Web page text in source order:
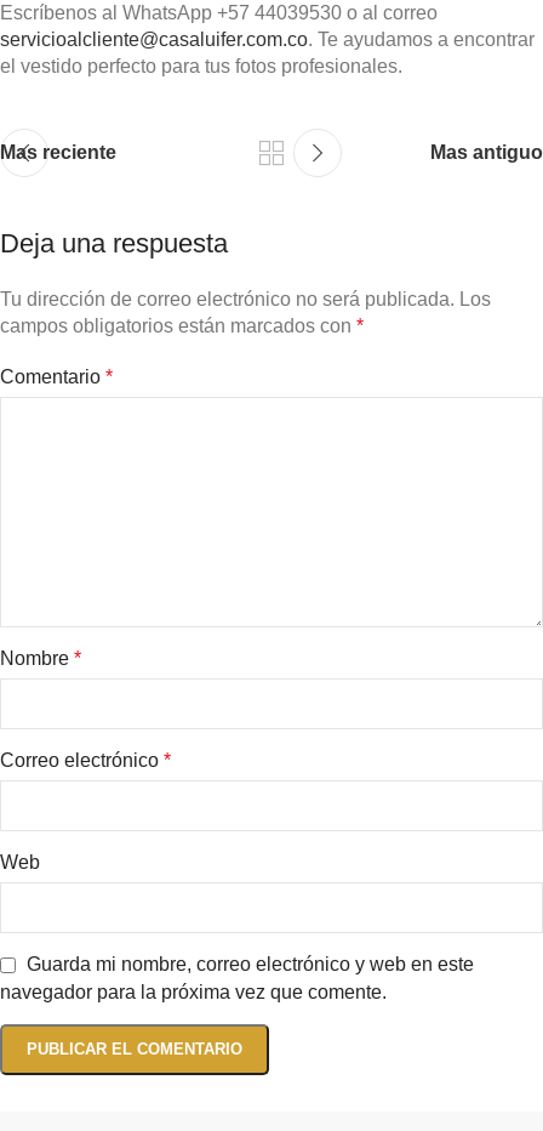
Escríbenos al WhatsApp +57 44039530 o al correo
servicioalcliente@casaluifer.com.co. Te ayudamos a encontrar
el vestido perfecto para tus fotos profesionales.
Mas reciente Mas antiguo
Deja una respuesta
Tu dirección de correo electrónico no será publicada. Los
campos obligatorios están marcados con *
Comentario *
Nombre *
Correo electrónico *
Web
Guarda mi nombre, correo electrónico y web en este
navegador para la próxima vez que comente.